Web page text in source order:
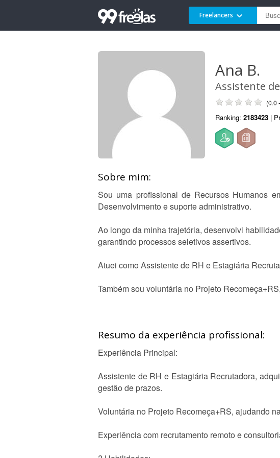
Freelancers
Ana B.
Assistente
(0.0
Ranking: 2183423 |
Sobre mim:
Sou uma profissional de Recursos Humanos
Desenvolvimento e suporte administrativo.
Ao longo da minha trajetória, desenvolvi
garantindo processos seletivos assertivos.
Atuei como Assistente de RH e Estagiária
Também sou voluntária no Projeto
Resumo da experiência profissional:
Experiência Principal:
Assistente de RH e Estagiária Recrutadora,
gestão de prazos.
Voluntária no Projeto Recomeça+RS, ajudando
Experiência com recrutamento remoto e